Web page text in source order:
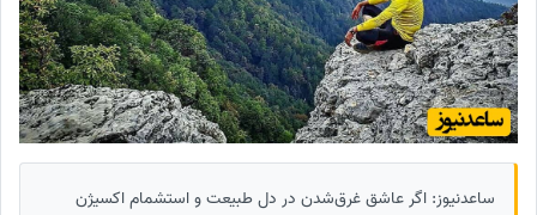
ساعدنیوز: اگر عاشق غرق‌شدن در دل طبیعت و استشمام اکسیژن